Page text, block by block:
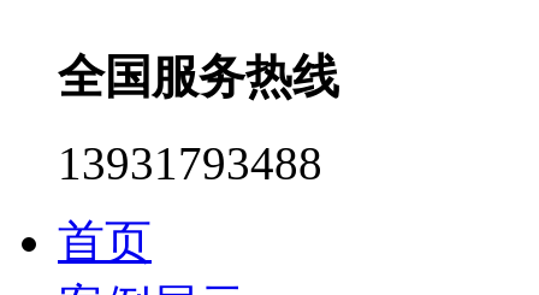
全国服务热线
13931793488
首页